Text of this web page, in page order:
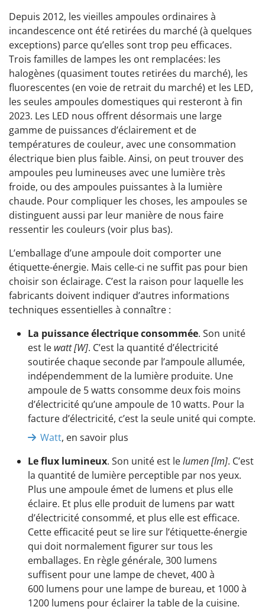
Depuis 2012, les vieilles ampoules ordinaires à
incandescence ont été retirées du marché (à quelques
exceptions) parce qu’elles sont trop peu efficaces.
Trois familles de lampes les ont remplacées: les
halogènes (quasiment toutes retirées du marché), les
fluorescentes (en voie de retrait du marché) et les LED,
les seules ampoules domestiques qui resteront à fin
2023. Les LED nous offrent désormais une large
gamme de puissances d’éclairement et de
températures de couleur, avec une consommation
électrique bien plus faible. Ainsi, on peut trouver des
ampoules peu lumineuses avec une lumière très
froide, ou des ampoules puissantes à la lumière
chaude. Pour compliquer les choses, les ampoules se
distinguent aussi par leur manière de nous faire
ressentir les couleurs (voir plus bas).
L’emballage d’une ampoule doit comporter une
étiquette-énergie. Mais celle-ci ne suffit pas pour bien
choisir son éclairage. C’est la raison pour laquelle les
fabricants doivent indiquer d’autres informations
techniques essentielles à connaître :
La puissance électrique consommée. Son unité
est le watt [W]. C’est la quantité d’électricité
soutirée chaque seconde par l’ampoule allumée,
indépendemment de la lumière produite. Une
ampoule de 5 watts consomme deux fois moins
d’électricité qu’une ampoule de 10 watts. Pour la
facture d’électricité, c’est la seule unité qui compte.
Watt, en savoir plus
Le flux lumineux. Son unité est lelumen [lm]. C’est
la quantité de lumière perceptible par nos yeux.
Plus une ampoule émet de lumens et plus elle
éclaire. Et plus elle produit de lumens par watt
d’électricité consommé, et plus elle est efficace.
Cette efficacité peut se lire sur l’étiquette-énergie
qui doit normalement figurer sur tous les
emballages. En règle générale, 300 lumens
suffisent pour une lampe de chevet, 400 à
600 lumens pour une lampe de bureau, et 1000 à
1200 lumens pour éclairer la table de la cuisine.